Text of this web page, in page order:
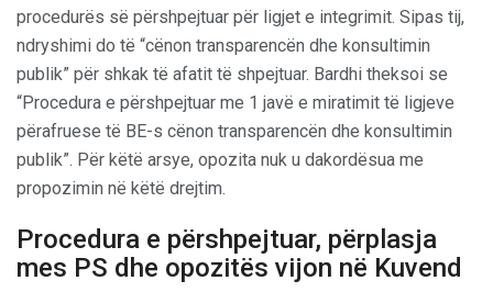
procedurës së përshpejtuar për ligjet e integrimit. Sipas tij,
ndryshimi do të “cënon transparencën dhe konsultimin
publik” për shkak të afatit të shpejtuar. Bardhi theksoi se
“Procedura e përshpejtuar me 1 javë e miratimit të ligjeve
përafruese të BE-s cënon transparencën dhe konsultimin
publik”. Për këtë arsye, opozita nuk u dakordësua me
propozimin në këtë drejtim.
Procedura e përshpejtuar, përplasja
mes PS dhe opozitës vijon në Kuvend